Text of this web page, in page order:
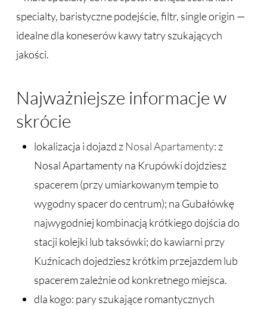
specialty, baristyczne podejście, filtr, single origin —
idealne dla koneserów kawy tatry szukających
jakości.
Najważniejsze informacje w
skrócie
lokalizacja i dojazd z Nosal Apartamenty: z
Nosal Apartamenty na Krupówki dojdziesz
spacerem (przy umiarkowanym tempie to
wygodny spacer do centrum); na Gubałówkę
najwygodniej kombinacją krótkiego dojścia do
stacji kolejki lub taksówki; do kawiarni przy
Kuźnicach dojedziesz krótkim przejazdem lub
spacerem zależnie od konkretnego miejsca.
dla kogo: pary szukające romantycznych